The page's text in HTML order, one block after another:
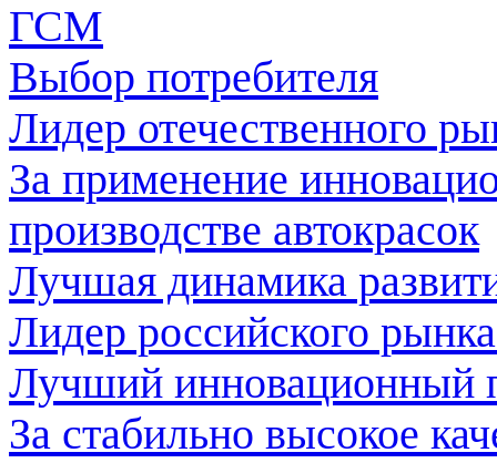
ГСМ
Выбор потребителя
Лидер отечественного
За применение
производстве автокрасок
Лучшая динамика
Лидер российского
Лучший инновационный
За стабильно высокое